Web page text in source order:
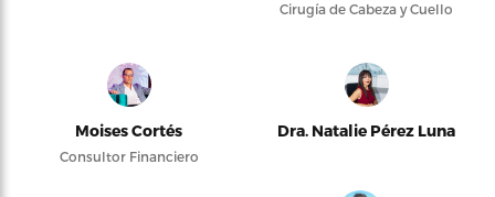
Cirugía de Cabeza y Cuello
Moises Cortés
Consultor Financiero
Dra. Natalie Pérez Luna